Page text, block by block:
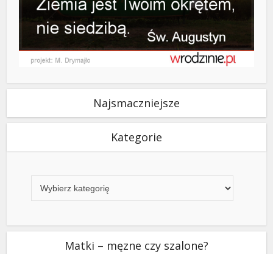
Najsmaczniejsze
Kategorie
Matki – męzne czy szalone?